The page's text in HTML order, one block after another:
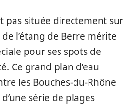
pas située directement sur
l’étang de Berre mérite
pour ses spots de
Ce grand plan d’eau
les Bouches-du-Rhône
série de plages